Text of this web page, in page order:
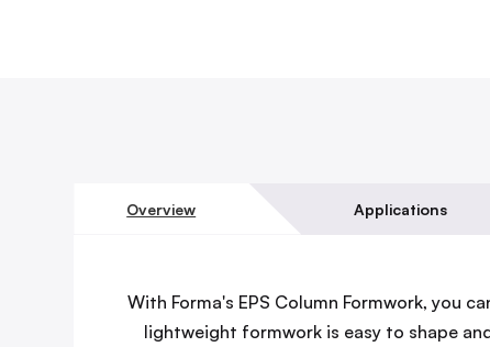
Overview Applications
With Forma's EPS Column Formwork, you
lightweight formwork is easy to shape